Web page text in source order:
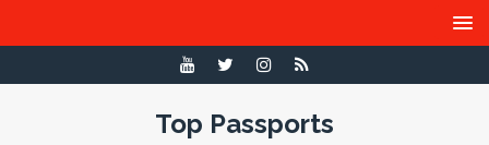
Top Passports